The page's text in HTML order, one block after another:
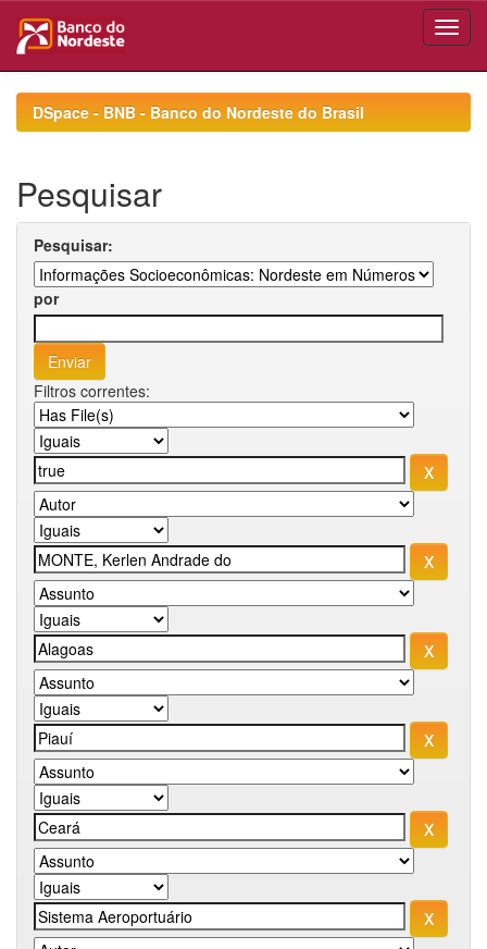
navigationDSpace - BNB - Banco do Nordeste do Brasil
Pesquisar
Pesquisar:
por
Filtros correntes: